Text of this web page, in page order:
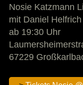
Nosie Katzmann
mit Daniel
ab 19:30 Uhr
67229